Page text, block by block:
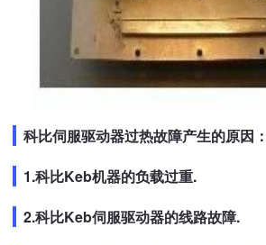
科比伺服驱动器过热故障产生的原因：
1.科比Keb机器的负载过重.
2.科比Keb伺服驱动器的线路故障.